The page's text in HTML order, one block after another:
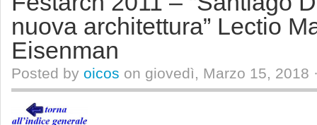
nuova architettura” Lectio
Eisenman
Posted by oicos on giovedì, Marzo 15, 2018